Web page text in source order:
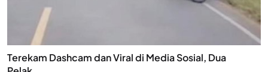
Terekam Dashcam dan Viral di Media Sosial, Dua